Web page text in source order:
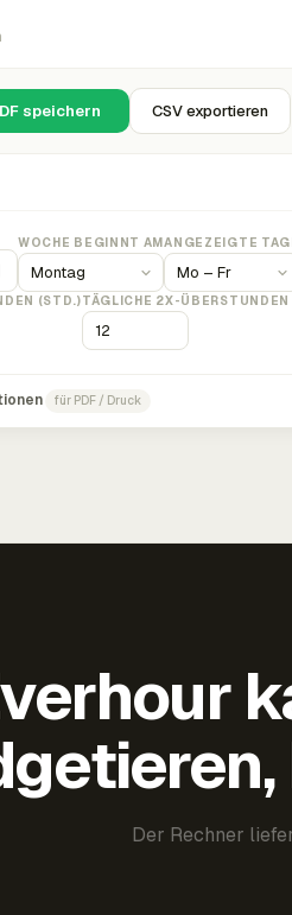
speichern CSV exportieren
WOCHE BEGINNT AMANGEZEIGTE
(STD.)TÄGLICHE 2X-
für PDF / Druck
Der Rechner